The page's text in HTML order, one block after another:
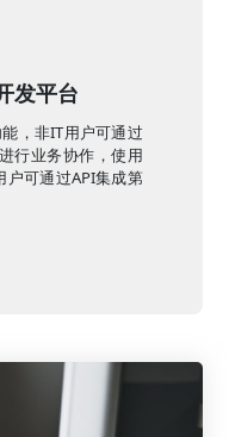
发平台
，非IT用户可通过
行业务协作，使用
户可通过API集成第